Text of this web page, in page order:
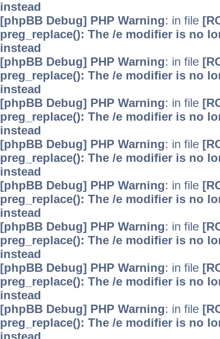
instead
[phpBB Debug] PHP Warning: in file
preg_replace(): The /e modifier is no
instead
[phpBB Debug] PHP Warning: in file
preg_replace(): The /e modifier is no
instead
[phpBB Debug] PHP Warning: in file
preg_replace(): The /e modifier is no
instead
[phpBB Debug] PHP Warning: in file
preg_replace(): The /e modifier is no
instead
[phpBB Debug] PHP Warning: in file
preg_replace(): The /e modifier is no
instead
[phpBB Debug] PHP Warning: in file
preg_replace(): The /e modifier is no
instead
[phpBB Debug] PHP Warning: in file
preg_replace(): The /e modifier is no
instead
[phpBB Debug] PHP Warning: in file
preg_replace(): The /e modifier is no
instead